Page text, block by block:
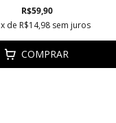
R$59,90
x de R$14,98 sem juros
COMPRAR